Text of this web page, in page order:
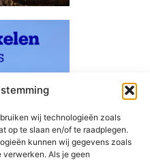
wij technologieën zoals
op te slaan en/of te raadplegen.
kunnen wij gegevens zoals
Als je geen